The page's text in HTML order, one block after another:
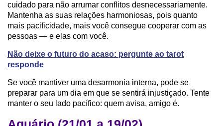
cuidado para não arrumar conflitos desnecessariamente.
Mantenha as suas relações harmoniosas, pois quanto
mais pacificidade, mais você consegue cooperar com as
pessoas — e elas com você.
Não deixe o futuro do acaso: pergunte ao tarot
responde
Se você mantiver uma desarmonia interna, pode se
preparar para um dia em que se sentirá injustiçado. Tente
manter o seu lado pacífico: quem avisa, amigo é.